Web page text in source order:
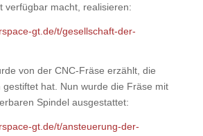
verfügbar macht, realisieren:
gt.de/t/gesellschaft-der-
von der CNC-Fräse erzählt, die
gestiftet hat. Nun wurde die Fräse mit
Spindel ausgestattet:
gt.de/t/ansteuerung-der-